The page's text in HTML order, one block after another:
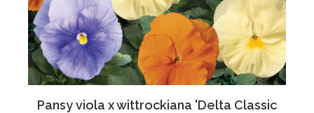
Pansy viola x wittrockiana 'Delta Classic